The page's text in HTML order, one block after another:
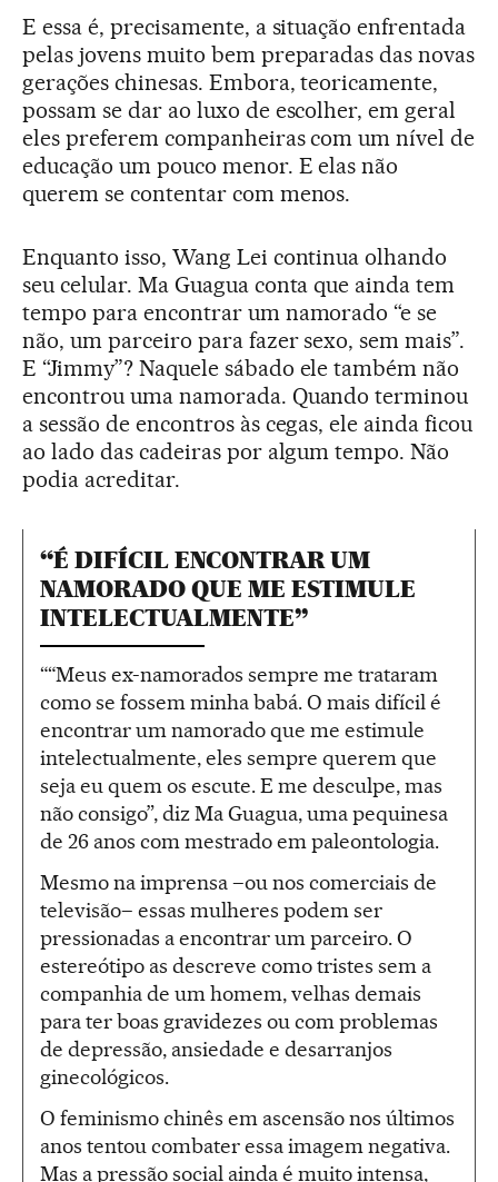
E essa é, precisamente, a situação enfrentada
pelas jovens muito bem preparadas das novas
gerações chinesas. Embora, teoricamente,
possam se dar ao luxo de escolher, em geral
eles preferem companheiras com um nível de
educação um pouco menor. E elas não
querem se contentar com menos.
Enquanto isso, Wang Lei continua olhando
seu celular. Ma Guagua conta que ainda tem
tempo para encontrar um namorado “e se
não, um parceiro para fazer sexo, sem mais”.
E “Jimmy”? Naquele sábado ele também não
encontrou uma namorada. Quando terminou
a sessão de encontros às cegas, ele ainda ficou
ao lado das cadeiras por algum tempo. Não
podia acreditar.
“É DIFÍCIL ENCONTRAR UM
NAMORADO QUE ME ESTIMULE
INTELECTUALMENTE”
““Meus ex-namorados sempre me trataram
como se fossem minha babá. O mais difícil é
encontrar um namorado que me estimule
intelectualmente, eles sempre querem que
seja eu quem os escute. E me desculpe, mas
não consigo”, diz Ma Guagua, uma pequinesa
de 26 anos com mestrado em paleontologia.
Mesmo na imprensa –ou nos comerciais de
televisão– essas mulheres podem ser
pressionadas a encontrar um parceiro. O
estereótipo as descreve como tristes sem a
companhia de um homem, velhas demais
para ter boas gravidezes ou com problemas
de depressão, ansiedade e desarranjos
ginecológicos.
O feminismo chinês em ascensão nos últimos
anos tentou combater essa imagem negativa.
Mas a pressão social ainda é muito intensa,